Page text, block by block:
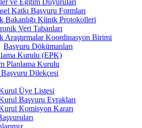
Katkı Başvuru Formları
Bakanlığı Klinik Protokolleri
Veri Tabanları
Araştırmalar Koordinasyon Birimi
Başvuru Dökümanları
Kurulu (EPK)
Planlama Kurulu
Dilekçesi
Üye Listesi
Başvuru Evrakları
Komisyon Kararı